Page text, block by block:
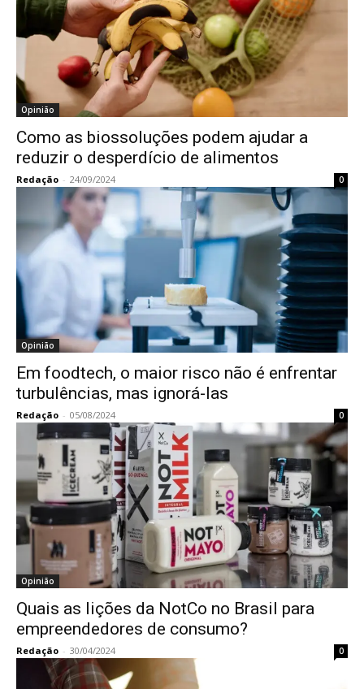
Opinião
Como as biossoluções podem ajudar a
reduzir o desperdício de alimentos
Redação - 24/09/2024 0
Opinião
Em foodtech, o maior risco não é enfrentar
turbulências, mas ignorá-las
Redação - 05/08/2024 0
Opinião
Quais as lições da NotCo no Brasil para
empreendedores de consumo?
Redação - 30/04/2024 0